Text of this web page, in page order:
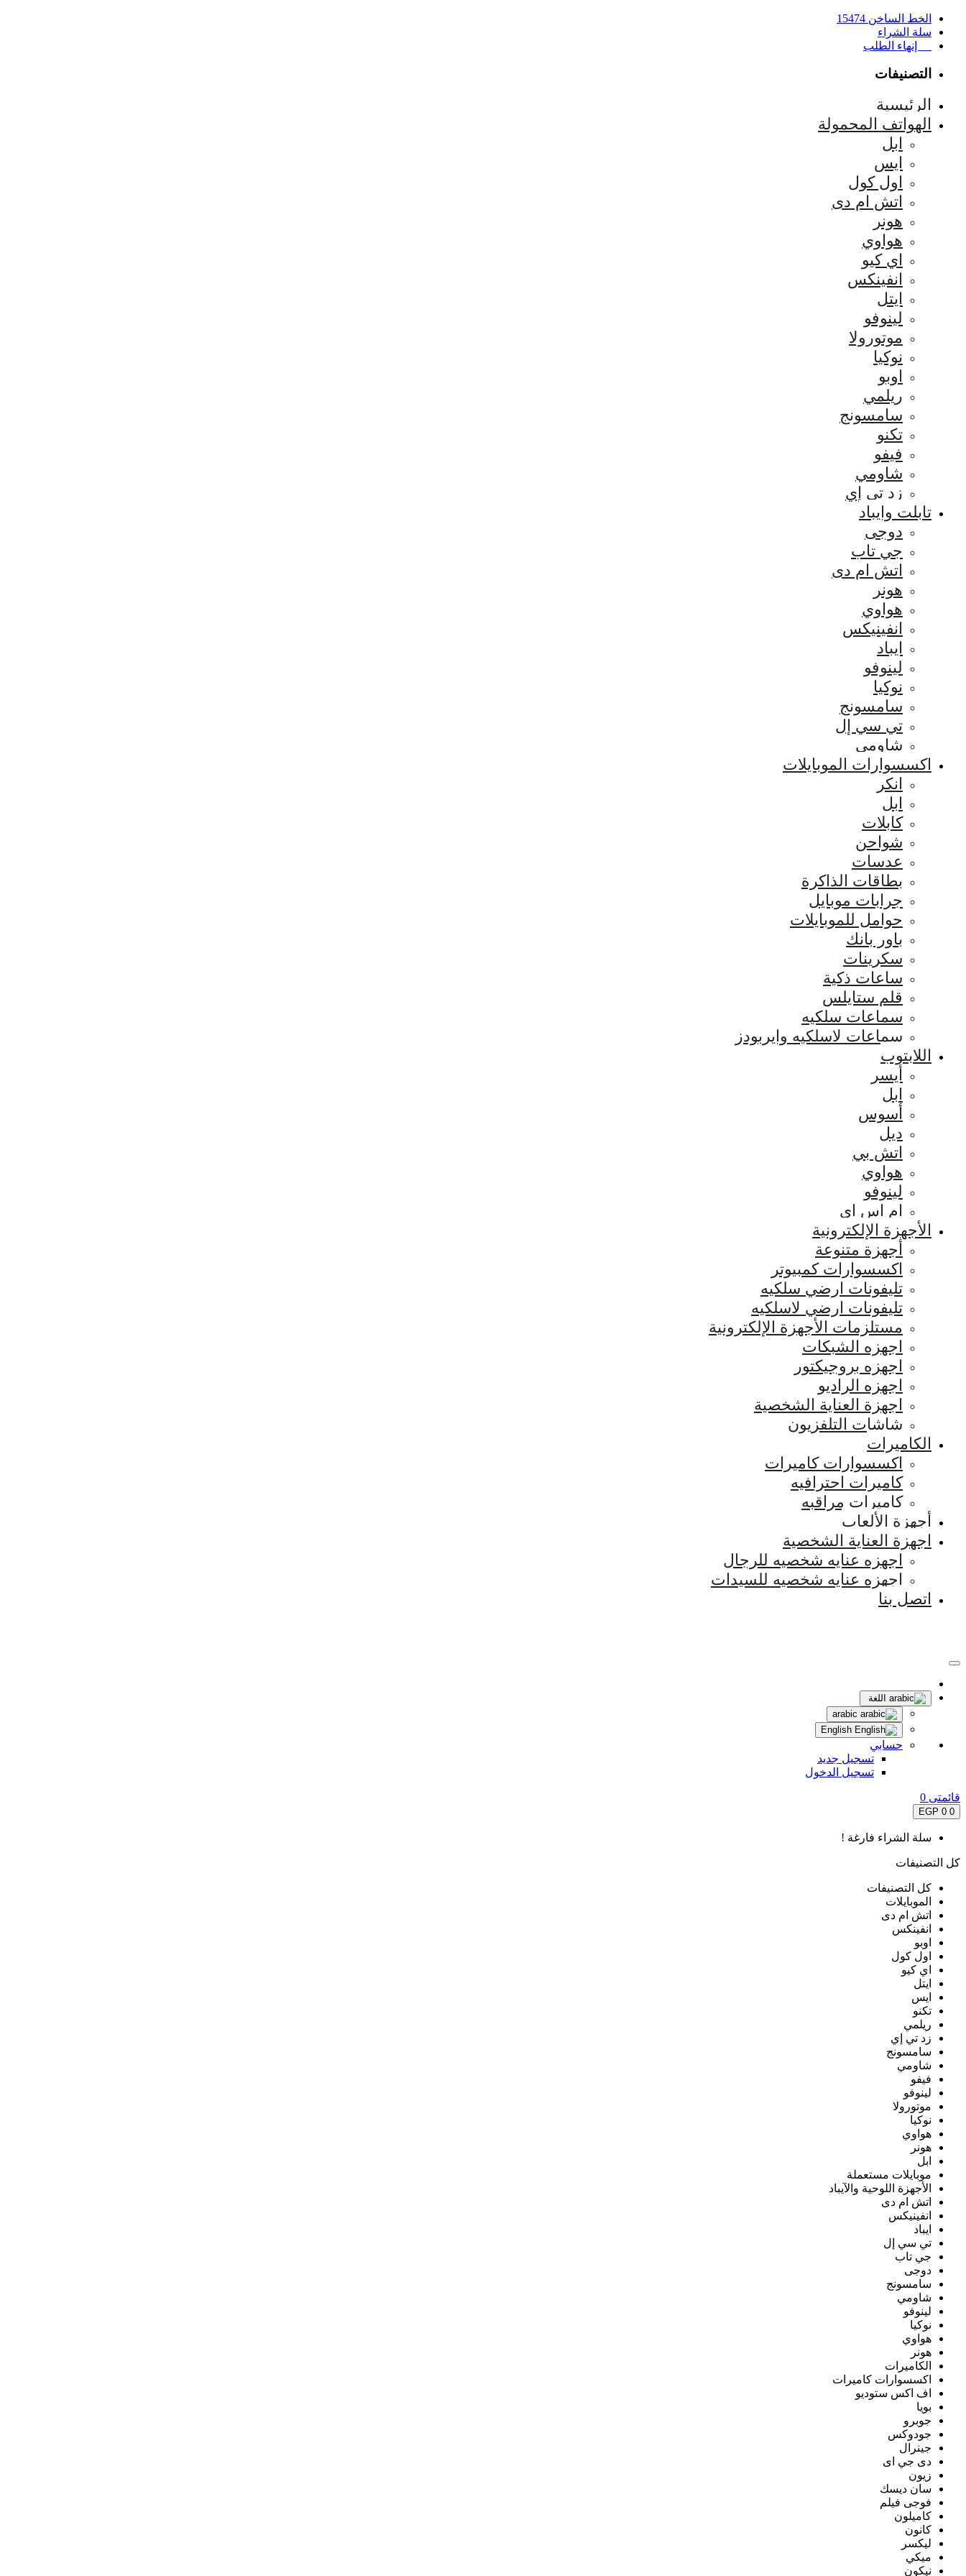
الخط الساخن 15474
سلة الشراء
إنهاء الطلب
التصنيفات
الرئيسية
الهواتف المحمولة
ابل
ايس
اول كول
اتش ام دى
هونر
هواوي
اي كيو
انفينكس
ايتل
لينوفو
موتورولا
نوكيا
اوبو
ريلمي
سامسونج
تكنو
فيفو
شاومي
زد تي إي
تابلت وايباد
دوجى
جي تاب
اتش ام دى
هونر
هواوي
انفينيكس
ايباد
لينوفو
نوكيا
سامسونج
تي سي إل
شاومي
اكسسوارات الموبايلات
انكر
ابل
كابلات
شواحن
عدسات
بطاقات الذاكرة
جرابات موبايل
حوامل للموبايلات
باور بانك
سكرينات
ساعات ذكية
قلم ستايلس
سماعات سلكيه
سماعات لاسلكيه وايربودز
اللابتوب
أيسر
ابل
أسوس
ديل
اتش بي
هواوي
لينوفو
ام اس اي
الأجهزة الإلكترونية
أجهزة متنوعة
اكسسوارات كمبيوتر
تليفونات ارضي سلكيه
تليفونات ارضي لاسلكيه
مستلزمات الأجهزة الإلكترونية
اجهزه الشبكات
اجهزه بروجيكتور
اجهزه الراديو
اجهزة العناية الشخصية
شاشات التلفزيون
الكاميرات
اكسسوارات كاميرات
كاميرات احترافيه
كاميرات مراقبه
أجهزة الألعاب
اجهزة العناية الشخصية
اجهزه عنايه شخصيه للرجال
اجهزه عنايه شخصيه للسيدات
اتصل بنا
اللغة
حسابي
تسجيل جديد
تسجيل الدخول
قائمتى 0
0
0 EGP
سلة الشراء فارغة !
كل التصنيفات
كل التصنيفات
الموبايلات
اتش ام دى
انفينكس
اوبو
اول كول
اي كيو
ايتل
ايس
تكنو
ريلمي
زد تي إي
سامسونج
شاومي
فيفو
لينوفو
موتورولا
نوكيا
هواوي
هونر
ابل
موبايلات مستعملة
الأجهزة اللوحية والآيباد
اتش ام دى
انفينيكس
ايباد
تي سي إل
جي تاب
دوجى
سامسونج
شاومي
لينوفو
نوكيا
هواوي
هونر
الكاميرات
اكسسوارات كاميرات
اف اكس ستوديو
بويا
جوبرو
جودوكس
جينرال
دى جي اى
زيون
سان ديسك
فوجى فيلم
كاميلون
كانون
ليكسر
ميكي
نيكون